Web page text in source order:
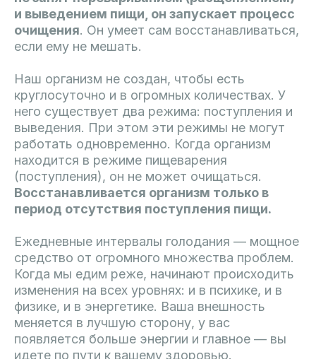
и выведением пищи, он запускает процесс
очищения. Он умеет сам восстанавливаться,
если ему не мешать.
Наш организм не создан, чтобы есть
круглосуточно и в огромных количествах. У
него существует два режима: поступления и
выведения. При этом эти режимы не могут
работать одновременно. Когда организм
находится в режиме пищеварения
(поступления), он не может очищаться.
Восстанавливается организм только в
период отсутствия поступления пищи.
Ежедневные интервалы голодания — мощное
средство от огромного множества проблем.
Когда мы едим реже, начинают происходить
изменения на всех уровнях: и в психике, и в
физике, и в энергетике. Ваша внешность
меняется в лучшую сторону, у вас
появляется больше энергии и главное — вы
идете по пути к вашему здоровью.